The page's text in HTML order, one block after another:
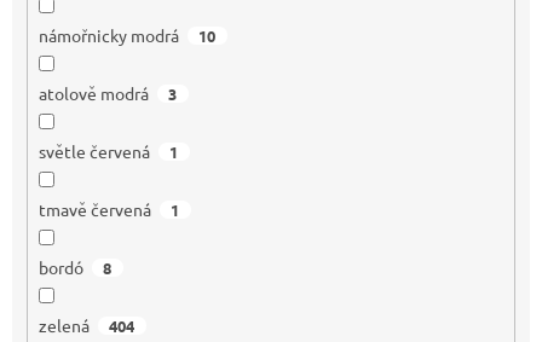
námořnicky modrá 10
atolově modrá 3
světle červená 1
tmavě červená 1
bordó 8
zelená 404